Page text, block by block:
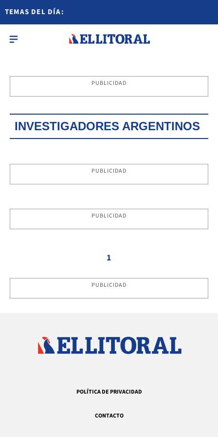
TEMAS DEL DÍA:
PUBLICIDAD
INVESTIGADORES ARGENTINOS
PUBLICIDAD
PUBLICIDAD
1
PUBLICIDAD
POLÍTICA DE PRIVACIDAD
CONTACTO